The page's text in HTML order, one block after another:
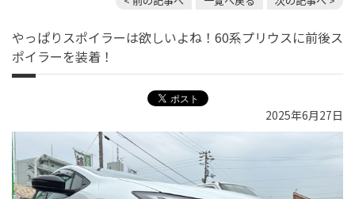
やっぱりスポイラーは欲しいよね！60系プリウスに前後ス
ポイラーを装着！
2025年6月27日